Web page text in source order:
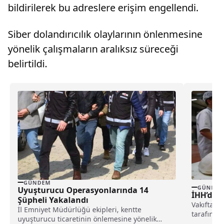
bildirilerek bu adreslere erişim engellendi.
Siber dolandırıcılık olaylarının önlenmesine
yönelik çalışmaların aralıksız süreceği
belirtildi.
GÜNDEM
Uyuşturucu Operasyonlarında 14
Şüpheli Yakalandı
İl Emniyet Müdürlüğü ekipleri, kentte
uyuşturucu ticaretinin önlemesine yönelik